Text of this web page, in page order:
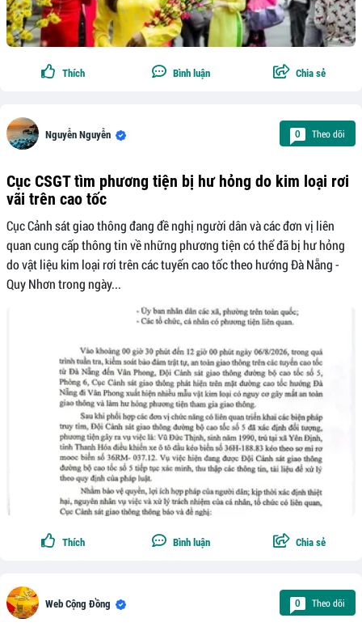
Thích Bình luận Chia sẻ
Nguyễn Nguyễn 0 Theo dõi
Cục CSGT tìm phương tiện bị hư hỏng do kim loại rơi
vãi trên cao tốc
Cục Cảnh sát giao thông đang đề nghị người dân và các đơn vị liên
quan cung cấp thông tin về những phương tiện có thể đã bị hư hỏng
do vật liệu kim loại rơi trên các tuyến cao tốc theo hướng Đà Nẵng -
Quy Nhơn trong ngày...
Thích Bình luận Chia sẻ
Web Cộng Đồng 0 Theo dõi